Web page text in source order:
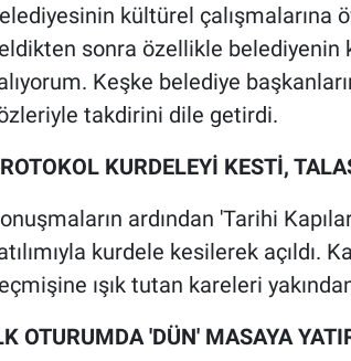
kültürel çalışmalarına
sonra özellikle
Keşke belediye
takdirini dile getirdi.
KURDELEYİ KESTİ,
ardından 'Tarihi
kurdele kesilerek açıldı.
ışık tutan kareleri
OTURUMDA 'DÜN' MASAYA